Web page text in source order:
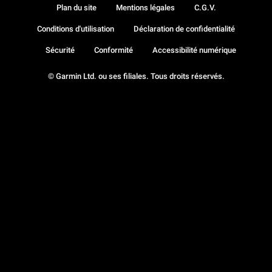
© Garmin Ltd. ou ses filiales. Tous droits réservés.
Plan du site Mentions légales C.G.V.
Conditions d'utilisation Déclaration de confidentialité
Sécurité Conformité Accessibilité numérique